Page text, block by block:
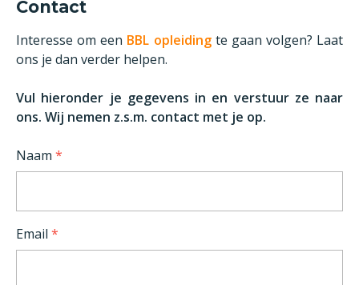
Contact
Interesse om een BBL opleidingte gaan volgen? Laat
ons je dan verder helpen.
Vul hieronder je gegevens in en verstuur ze naar
ons. Wij nemen z.s.m. contact met je op.
Naam *
Email *